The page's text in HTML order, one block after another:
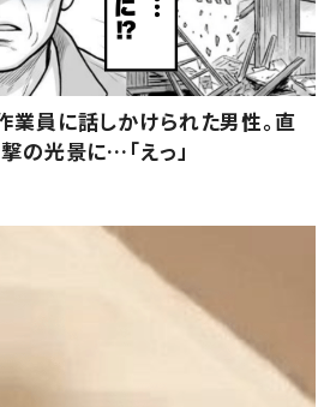
員に話しかけられた男性。直
の光景に…「えっ」